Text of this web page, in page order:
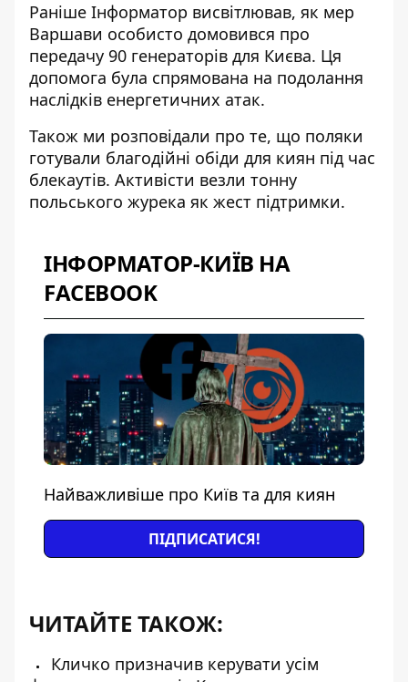
Раніше Інформатор висвітлював, як мер
Варшави особисто домовився про
передачу 90 генераторів для Києва. Ця
допомога була спрямована на подолання
наслідків енергетичних атак.
Також ми розповідали про те, що поляки
готували благодійні обіди для киян під час
блекаутів. Активісти везли тонну
польського журека як жест підтримки.
ІНФОРМАТОР-КИЇВ НА
FACEBOOK
Найважливіше про Київ та для киян
ПІДПИСАТИСЯ!
ЧИТАЙТЕ ТАКОЖ:
Кличко призначив керувати усім